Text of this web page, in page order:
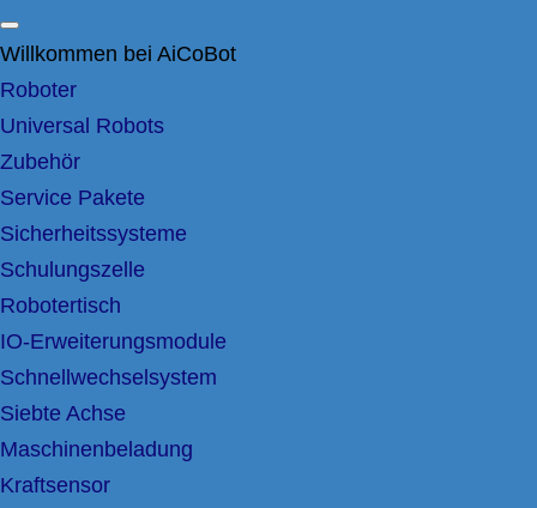
Willkommen bei AiCoBot
Roboter
Universal Robots
Zubehör
Service Pakete
Sicherheitssysteme
Schulungszelle
Robotertisch
IO-Erweiterungsmodule
Schnellwechselsystem
Siebte Achse
Maschinenbeladung
Kraftsensor